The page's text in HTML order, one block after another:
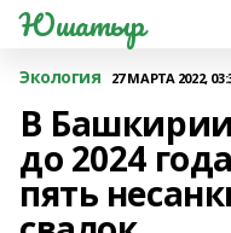
Юшатыр
Экология 27 МАРТА 2022,
В
до 2024
пять